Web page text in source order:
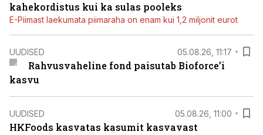
kahekordistus kui ka sulas pooleks
E-Piimast laekumata piimaraha on enam kui 1,2 miljonit eurot
UUDISED 05.08.26, 11:17
Rahvusvaheline fond paisutab Bioforce’i
kasvu
UUDISED 05.08.26, 11:00
HKFoods kasvatas kasumit kasvavast